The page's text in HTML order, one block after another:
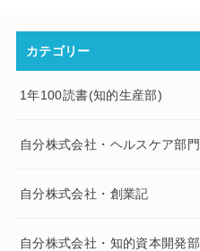
カテゴリー
1年100読書(知的生産部)
自分株式会社・ヘルスケア部門
自分株式会社・創業記
自分株式会社・知的資本開発部